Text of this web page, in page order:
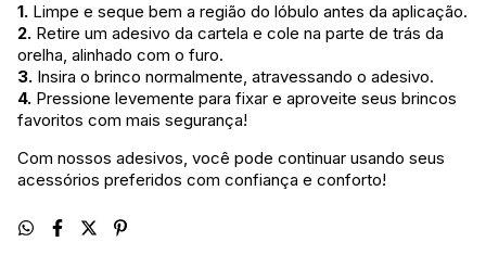
1. Limpe e seque bem a região do lóbulo antes da aplicação.
2. Retire um adesivo da cartela e cole na parte de trás da
orelha, alinhado com o furo.
3. Insira o brinco normalmente, atravessando o adesivo.
4. Pressione levemente para fixar e aproveite seus brincos
favoritos com mais segurança!
Com nossos adesivos, você pode continuar usando seus
acessórios preferidos com confiança e conforto!